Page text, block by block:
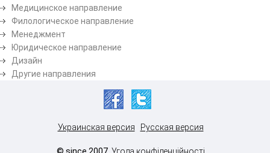
Медицинское направление
Филологическое направление
Менеджмент
Юридическое направление
Дизайн
Другие направления
Украинская версия Русская версия
© since 2007. Угода конфіденційності